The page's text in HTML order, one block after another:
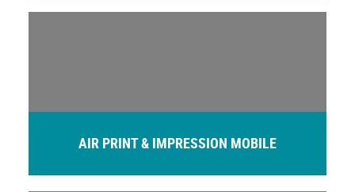
AIR PRINT & IMPRESSION MOBILE